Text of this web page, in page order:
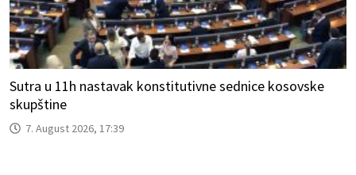
Sutra u 11h nastavak konstitutivne sednice kosovske
skupštine
7. August 2026, 17:39